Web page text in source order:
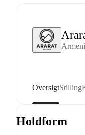
OversigtStilling
Holdform